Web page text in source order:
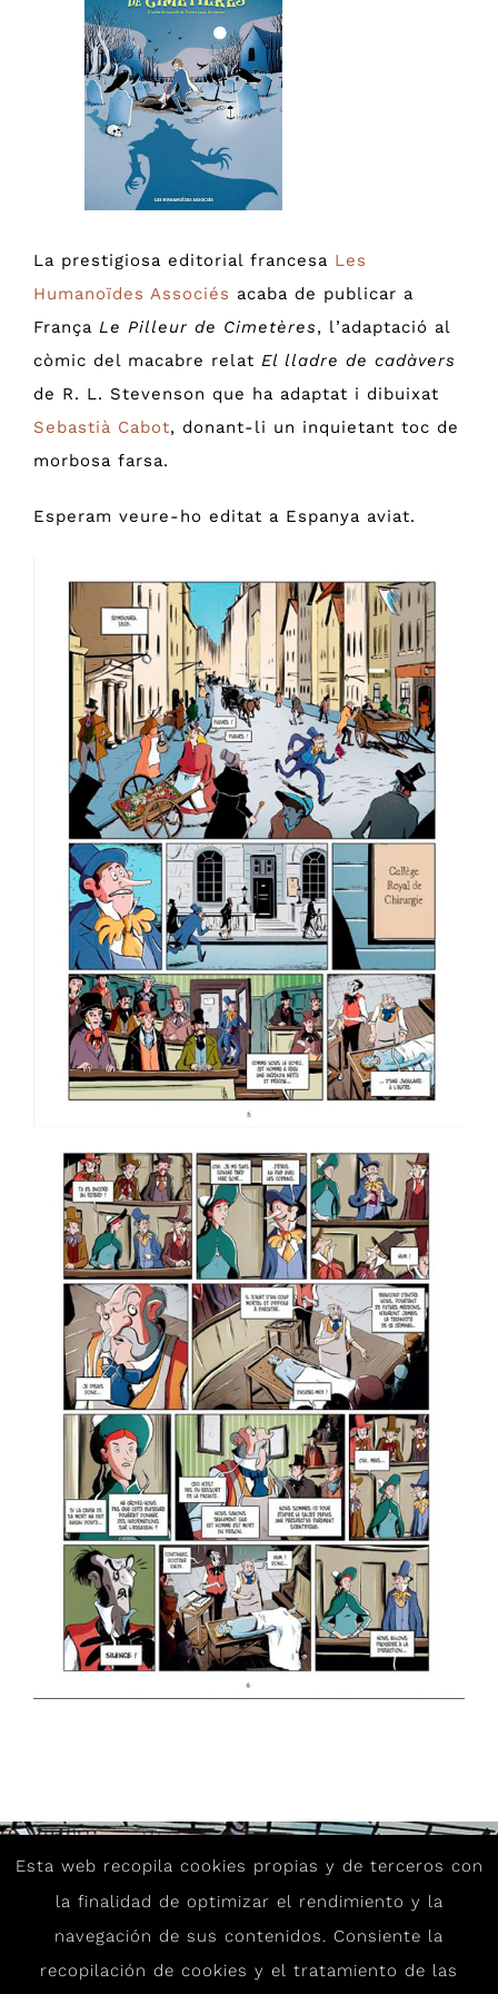
Image
La prestigiosa editorial francesa Les
Humanoïdes Associés acaba de publicar a
França Le Pilleur de Cimetères, l’adaptació al
còmic del macabre relat El lladre de cadàvers
de R. L. Stevenson que ha adaptat i dibuixat
Sebastià Cabot, donant-li un inquietant toc de
morbosa farsa.
Esperam veure-ho editat a Espanya aviat.
Esta web recopila cookies propias y de terceros con
la finalidad de optimizar el rendimiento y la
navegación de sus contenidos. Consiente la
recopilación de cookies y el tratamiento de las